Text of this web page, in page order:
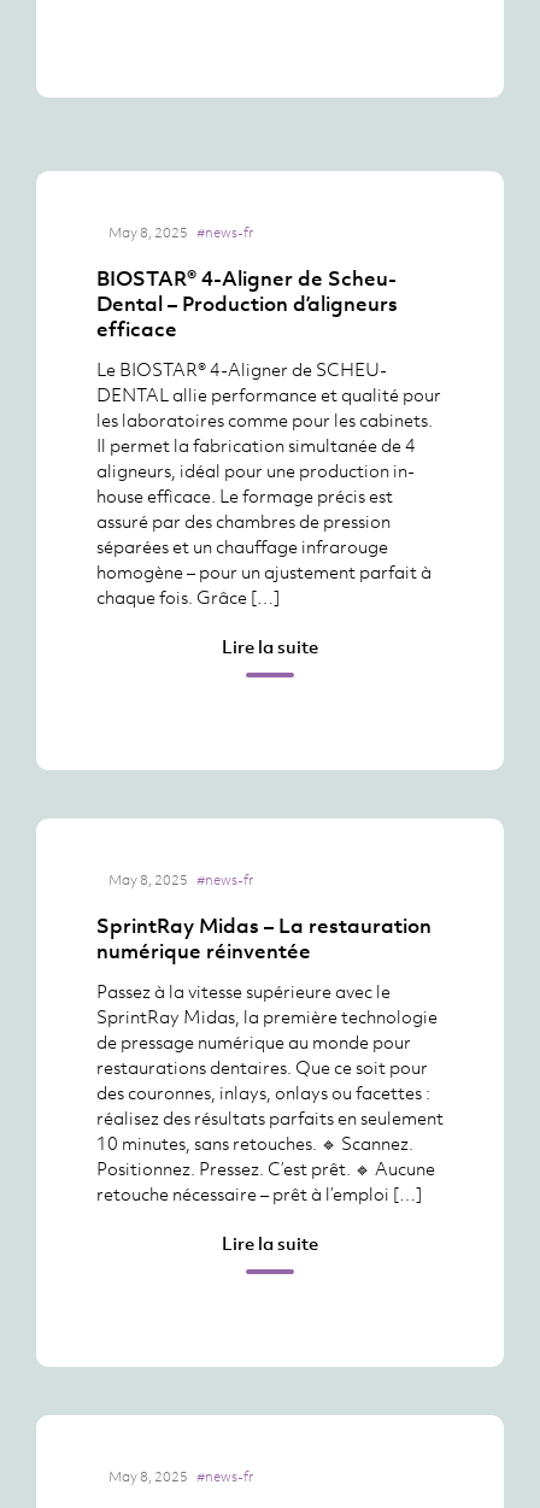
May 8, 2025 #news-fr
BIOSTAR® 4-Aligner de Scheu-
Dental – Production d’aligneurs
efficace
Le BIOSTAR® 4-Aligner de SCHEU-
DENTAL allie performance et qualité pour
les laboratoires comme pour les cabinets.
Il permet la fabrication simultanée de 4
aligneurs, idéal pour une production in-
house efficace. Le formage précis est
assuré par des chambres de pression
séparées et un chauffage infrarouge
homogène – pour un ajustement parfait à
chaque fois. Grâce […]
Lire la suite
May 8, 2025 #news-fr
SprintRay Midas – La restauration
numérique réinventée
Passez à la vitesse supérieure avec le
SprintRay Midas, la première technologie
de pressage numérique au monde pour
restaurations dentaires. Que ce soit pour
des couronnes, inlays, onlays ou facettes :
réalisez des résultats parfaits en seulement
10 minutes, sans retouches. 🔹 Scannez.
Positionnez. Pressez. C’est prêt. 🔹 Aucune
retouche nécessaire – prêt à l’emploi […]
Lire la suite
May 8, 2025 #news-fr